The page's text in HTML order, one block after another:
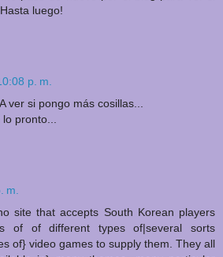
luego!
p. m.
ver si pongo más cosillas...
pronto...
m.
site that accepts South Korean players
of of different types of|several sorts
of} video games to supply them. They all